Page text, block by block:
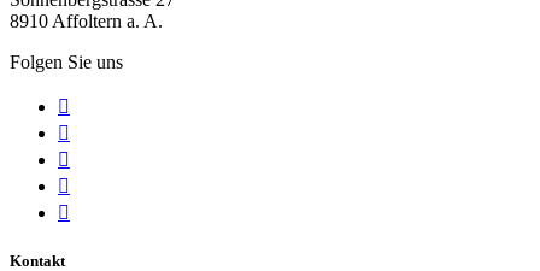
8910 Affoltern a. A.
Folgen Sie uns





Kontakt